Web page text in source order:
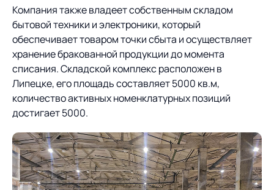
Карьера
поставок
Управление складами
Управление перевозками
и транспортным парком
Интегрированное
планирование
Управление
контейнерным
терминалом
поставок
Управление двором
Логистический
консалтинг
Роботизация
Оборудование для склада
AXELOT AI
Логистический
консалтинг
Автоматизация
процессов
Техническое оснащение
Постпроектное
сопровождение
Нетворкинг и обмен
опытом вместе с AXELOT
Облачные сервисы
Формирование центров
Пресс-центр
Новости
Мероприятия
СМИ о нас
Архив мероприятий
Проекты
Проекты
Контакты
Контакты
Академия
Компания также владеет собственным складом
бытовой техники и электроники, который
обеспечивает товаром точки сбыта и осуществляет
хранение бракованной продукции до момента
списания. Складской комплекс расположен в
Липецке, его площадь составляет 5000 кв.м,
количество активных номенклатурных позиций
достигает 5000.